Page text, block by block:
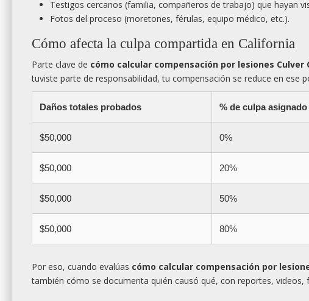
Testigos cercanos (familia, compañeros de trabajo) que hayan
Fotos del proceso (moretones, férulas, equipo médico, etc.).
Cómo afecta la culpa compartida en California
Parte clave de cómo calcular compensación por lesiones Culver
tuviste parte de responsabilidad, tu compensación se reduce en ese
Daños totales probados % de culpa asignado
$50,000 0%
$50,000 20%
$50,000 50%
$50,000 80%
Por eso, cuando evalúas cómo calcular compensación por
también cómo se documenta quién causó qué, con reportes, videos,